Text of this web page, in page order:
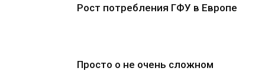
Рост потребления ГФУ в Европе
Просто о не очень сложном